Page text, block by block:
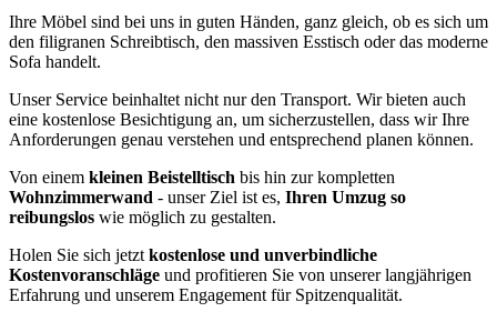
Ihre Möbel sind bei uns in guten Händen, ganz gleich, ob es sich um
den filigranen Schreibtisch, den massiven Esstisch oder das moderne
Sofa handelt.
Unser Service beinhaltet nicht nur den Transport. Wir bieten auch
eine kostenlose Besichtigung an, um sicherzustellen, dass wir Ihre
Anforderungen genau verstehen und entsprechend planen können.
Von einem kleinen Beistelltisch bis hin zur kompletten
Wohnzimmerwand - unser Ziel ist es, Ihren Umzug so
reibungslos wie möglich zu gestalten.
Holen Sie sich jetzt kostenlose und unverbindliche
Kostenvoranschläge und profitieren Sie von unserer langjährigen
Erfahrung und unserem Engagement für Spitzenqualität.